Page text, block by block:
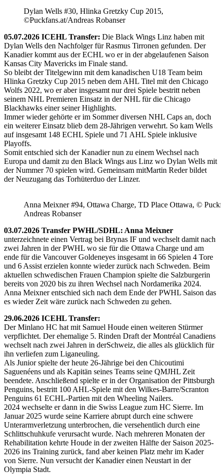
Dylan Wells #30, Hlinka Gretzky Cup 2015,
©Puckfans.at/Andreas Robanser
05.07.2026 ICEHL Transfer: Die Black Wings Linz haben mit
Dylan Wells den Nachfolger für Rasmus Tirronen gefunden. Der
Kanadier kommt aus der ECHL wo er in der abgelaufenen Saison
Kansas City Mavericks im Finale stand.
So bleibt der Titelgewinn mit dem kanadischen U18 Team beim
Hlinka Gretzky Cup 2015 neben dem AHL Titel mit den Chicago
Wolfs 2022, wo er aber insgesamt nur drei Spiele bestritt neben
seinem NHL Premieren Einsatz in der NHL für die Chicago
Blackhawks einer seiner Highlights.
Immer wieder gehörte er im Sommer diversen NHL Caps an, doch
ein weiterer Einsatz blieb dem 28-Jährigen verwehrt. So kam Wells
auf insgesamt 148 ECHL Spiele und 71 AHL Spiele inklusive
Playoffs.
Somit entschied sich der Kanadier nun zu einem Wechsel nach
Europa und damit zu den Black Wings aus Linz wo Dylan Wells mit
der Nummer 70 spielen wird. Gemeinsam mitMartin Reder bildet
der Neuzugang das Torhüterduo der Linzer.
Anna Meixner #94, Ottawa Charge, TD Place Ottawa, ©
Andreas Robanser
03.07.2026 Transfer PWHL/SDHL: Anna Meixner
unterzeichnete einen Vertrag bei Brynas IF und wechselt damit nach
zwei Jahren in der PWHL wo sie für die Ottawa Charge und am
ende für die Vancouver Goldeneyes insgesamt in 66 Spielen 4 Tore
und 6 Assist erzielen konnte wieder zurück nach Schweden. Beim
aktuellen schwedischen Frauen Champion spielte die Salzburgerin
bereits von 2020 bis zu ihren Wechsel nach Nordamerika 2024.
Anna Meixner entschied sich nach dem Ende der PWHL Saison das
es wieder Zeit wäre zurück nach Schweden zu gehen.
29.06.2026 ICEHL Transfer:
Der Minlano HC hat mit Samuel Houde einen weiteren Stürmer
verpflichtet. Der ehemalige 5. Rinden Draft der Montréal Canadiens
wechselt nach zwei Jahren in derSchweiz, die alles als glücklich für
ihn verliefen zum Liganeuling.
Als Junior spielte der heute 26-Jährige bei den Chicoutimi
Saguenéens und als Kapitän seines Teams seine QMJHL Zeit
beendete. Anschließend spielte er in der Organisation der Pittsburgh
Penguins, bestritt 100 AHL-Spiele mit den Wilkes-Barre/Scranton
Penguins 61 ECHL-Partien mit den Wheeling Nailers.
2024 wechselte er dann in die Swiss League zum HC Sierre. Im
Januar 2025 wurde seine Karriere abrupt durch eine schwere
Unterarmverletzung unterbrochen, die versehentlich durch eine
Schlittschuhkufe verursacht wurde. Nach mehreren Monaten der
Rehabilitation kehrte Houde in der zweiten Hälfte der Saison 2025-
2026 ins Training zurück, fand aber keinen Platz mehr im Kader
von Sierre. Nun versucht der Kanadier einen Neustart in der
Olympia Stadt.